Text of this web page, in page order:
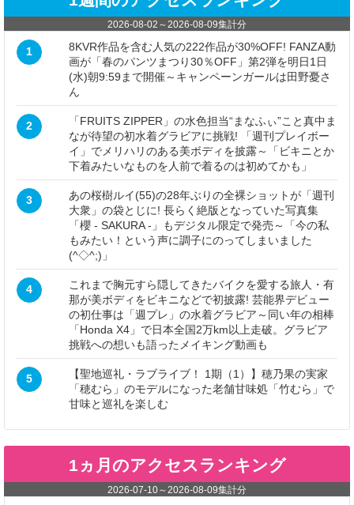
2026-08-02 ～2026-08-09集計分
1
8KVR作品を含む人気の222作品が30%OFF! FANZA動
画が「春のパンツまつり30％OFF」第2弾を明日1日
(水)朝9:59まで開催～キャンペーンガールは田野憂さ
ん
2
「FRUITS ZIPPER」の水色担当“まなふぃ”こと真中ま
なが待望の初水着グラビアに挑戦! 「週刊プレイボー
イ」でメリハリのある美ボディを披露～「ビキニとか
下着みたいなものを人前で着るのは初めてかも」
3
あの桜樹ルイ(55)の28年ぶりの全裸ショットが「週刊
大衆」の袋とじに! 長らく絶版となっていた写真集
「櫻 - SAKURA -」もデジタル限定で発売～「今の私
もみたい！という声に調子にのってしまいました
(^◇^;)」
4
これまで胸元すら隠してきたバイクを愛する旅人・有
那が美ボディをビキニなどで初披露! 芸能界デビュー
の初仕事は「週プレ」の水着グラビア～同い年の相棒
「Honda X4」で日本全国2万km以上走破。グラビア
挑戦への想いも語ったメイキング動画も
5
【聖地巡礼・ラブライブ！ 1期（1）】穂乃果の実家
「穂むら」のモデルになった老舗甘味処「竹むら」で
甘味と巡礼を楽しむ
1ヵ月のアクセスランキング
2026-07-10～2026-08-09集計分